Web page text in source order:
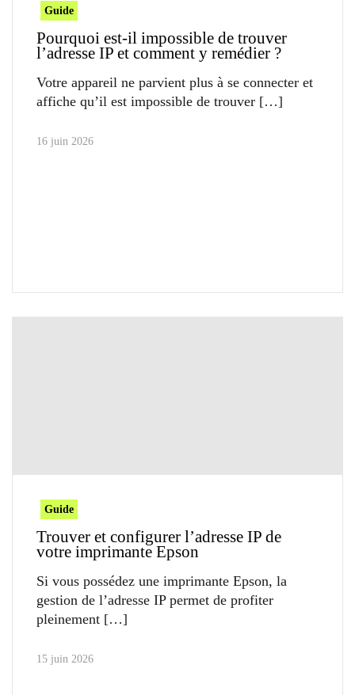
Guide
Pourquoi est-il impossible de trouver
l’adresse IP et comment y remédier ?
Votre appareil ne parvient plus à se connecter et
affiche qu’il est impossible de trouver
16 juin 2026
Guide
Trouver et configurer l’adresse IP de
votre imprimante Epson
Si vous possédez une imprimante Epson, la
gestion de l’adresse IP permet de profiter
pleinement
15 juin 2026